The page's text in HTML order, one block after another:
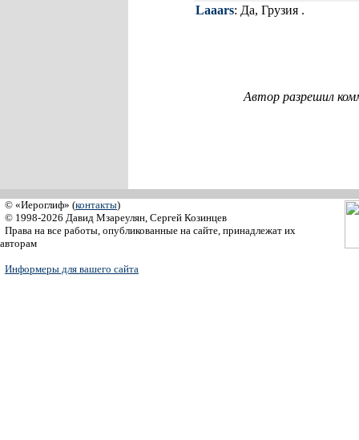
Laaars: Да, Грузия .
Автор разрешил
© «Иероглиф» (контакты)
© 1998-2026 Давид Мзареулян, Сергей Козинцев
Права на все работы, опубликованные на сайте, принадлежат их
авторам
Информеры для вашего сайта